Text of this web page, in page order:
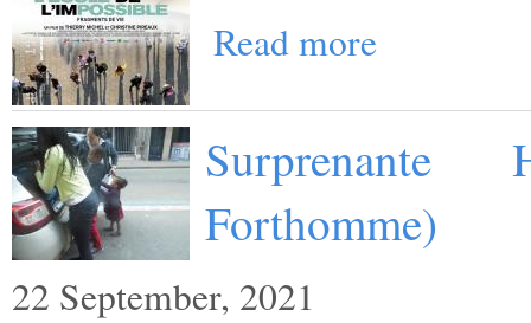
Read more
Surprenante
Forthomme)
22 September, 2021